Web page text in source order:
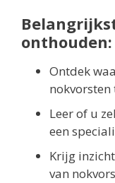
onthouden:
Ontdek
nokvorsten
Leer of u
een
Krijg
van